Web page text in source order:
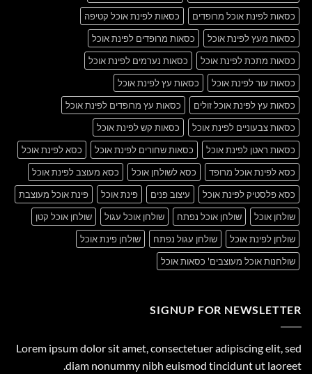
כסאות לפינת אוכל מרופדים
כסאות לפינת אוכל קטיפה
כסאות מעץ לפינת אוכל
כסאות מרופדים לפינת אוכל
כסאות מתכת לפינת אוכל
כסאות נערמים לפינת אוכל
כסאות עור לפינת אוכל
כסאות עץ לפינת אוכל
כסאות עץ לפינת אוכל זולים
כסאות עץ מרופדים לפינת אוכל
כסאות צבעוניים לפינת אוכל
כסאות קש לפינת אוכל
כסאות ראטן לפינת אוכל
כסאות שחורים לפינת אוכל
כסא לפינת אוכל
כסא לפינת אוכל מרופד
כסא לשולחן אוכל
כסא מעוצב לפינת אוכל
כסא פלסטיק לפינת אוכל
עיצוב פנים פינת אוכל
פינת אוכל מעוצבת
שולחן אוכל
שולחן אוכל נפתח שולחן אוכל עגול
שולחן אוכל קטן
שולחן לפינת אוכל
שולחן עגול נפתח
שולחן פינת אוכל
שולחנות אוכל מעוצבים' כסאות אוכל
SIGNUP FOR NEWSLETTER
Lorem ipsum dolor sit amet, consectetuer adipiscing elit, sed
diam nonummy nibh euismod tincidunt ut laoreet.